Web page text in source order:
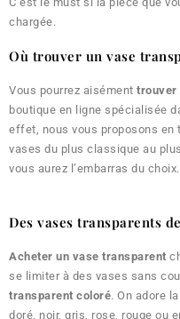
chargée.
Où trouver un vase
Vous pourrez aisément trouver
boutique en ligne spécialisée
effet, nous vous proposons en
vases du plus classique au
vous aurez l’embarras du choix.
Des vases transparents
Acheter un vase transparent
se limiter à des vases sans
transparent coloré. On adore
doré, noir, gris, rose, rouge ou